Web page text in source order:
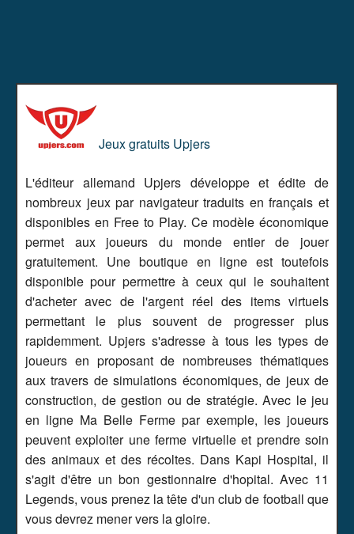
Jeux gratuits Upjers
L'éditeur allemand Upjers développe et édite de
nombreux jeux par navigateur traduits en français et
disponibles en Free to Play. Ce modèle économique
permet aux joueurs du monde entier de jouer
gratuitement. Une boutique en ligne est toutefois
disponible pour permettre à ceux qui le souhaitent
d'acheter avec de l'argent réel des items virtuels
permettant le plus souvent de progresser plus
rapidemment. Upjers s'adresse à tous les types de
joueurs en proposant de nombreuses thématiques
aux travers de simulations économiques, de jeux de
construction, de gestion ou de stratégie. Avec le jeu
en ligne Ma Belle Ferme par exemple, les joueurs
peuvent exploiter une ferme virtuelle et prendre soin
des animaux et des récoltes. Dans Kapi Hospital, il
s'agit d'être un bon gestionnaire d'hopital. Avec 11
Legends, vous prenez la tête d'un club de football que
vous devrez mener vers la gloire.